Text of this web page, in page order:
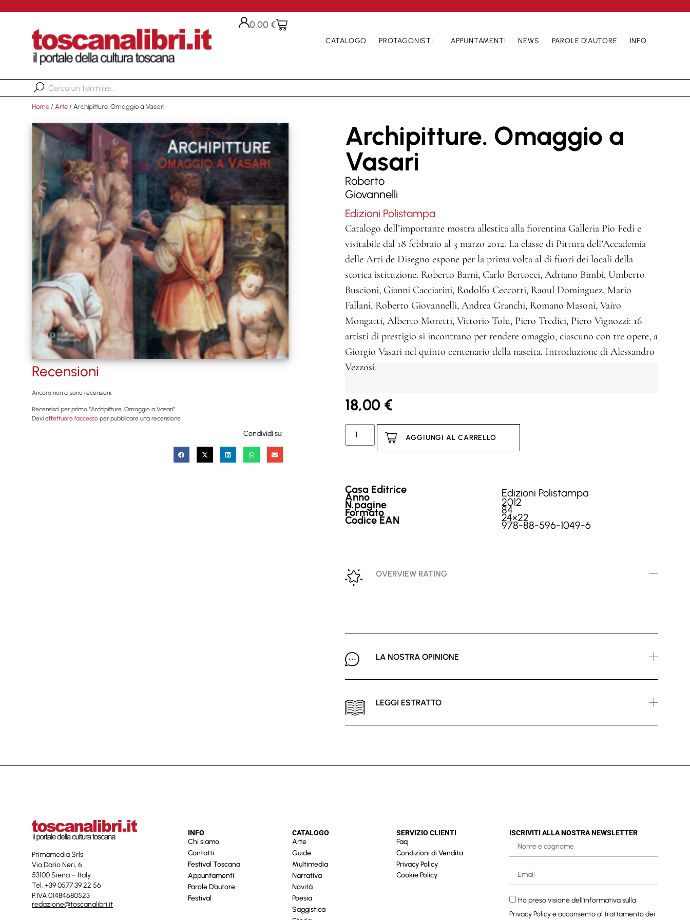
0,00€
CATALOGO PROTAGONISTI APPUNTAMENTI NEWS PAROLE D’AUTORE INFO
Home / Arte / Archipitture. Omaggio a Vasari
Recensioni
Ancora non ci sono recensioni.
Recensisci per primo “Archipitture. Omaggio a Vasari”
Devi effettuare l’accesso per pubblicare una recensione.
Condividi su:
Archipitture. Omaggio a
Vasari
Roberto
Giovannelli
Edizioni Polistampa
Catalogo dell’importante mostra allestita alla fiorentina Galleria Pio Fedi e
visitabile dal 18 febbraio al 3 marzo 2012. La classe di Pittura dell’Accademia
delle Arti de Disegno espone per la prima volta al di fuori dei locali della
storica istituzione. Roberto Barni, Carlo Bertocci, Adriano Bimbi, Umberto
Buscioni, Gianni Cacciarini, Rodolfo Ceccotti, Raoul Dominguez, Mario
Fallani, Roberto Giovannelli, Andrea Granchi, Romano Masoni, Vairo
Mongatti, Alberto Moretti, Vittorio Tolu, Piero Tredici, Piero Vignozzi: 16
artisti di prestigio si incontrano per rendere omaggio, ciascuno con tre opere, a
Giorgio Vasari nel quinto centenario della nascita. Introduzione di Alessandro
Vezzosi.
18,00 €
AGGIUNGI AL CARRELLO
Casa Editrice Edizioni Polistampa
Anno 2012
N.pagine 84
Formato 24×22
Codice EAN 978-88-596-1049-6
OVERVIEW RATING
LA NOSTRA OPINIONE
LEGGI ESTRATTO
Primamedia Srls
Via Dario Neri, 6
53100 Siena – Italy
Tel. +39 0577 39 22 56
P.IVA 01484680523
redazione@toscanalibri.it
INFO
Chi siamo
Contatti
Festival Toscana
Appuntamenti
Parole D’autore
Festival
CATALOGO
Arte
Guide
Multimedia
Narrativa
Novità
Poesia
Saggistica
SERVIZIO CLIENTI
Faq
Condizioni di Vendita
Privacy Policy
Cookie Policy
ISCRIVITI ALLA NOSTRA NEWSLETTER
Ho preso visione dell'informativa sulla
Privacy Policye acconsento al trattamento dei